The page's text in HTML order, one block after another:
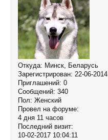
Откуда: Минск, Беларусь
Зарегистрирован: 22-06-2014
Приглашений: 0
Сообщений: 340
Пол: Женский
Провел на форуме:
4 дня 11 часов
Последний визит:
10-02-2017 10:04:11